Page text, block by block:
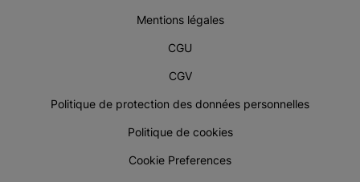
Mentions légales
CGU
CGV
Politique de protection des données personnelles
Politique de cookies
Cookie Preferences